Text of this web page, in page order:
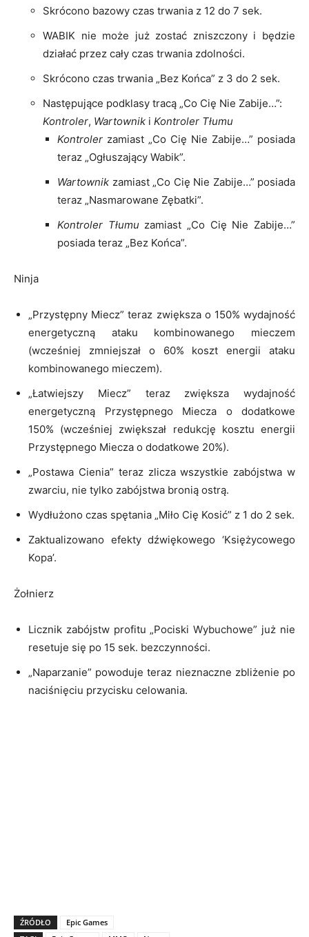
Skrócono bazowy czas trwania z 12 do 7 sek.
WABIK nie może już zostać zniszczony i będzie
działać przez cały czas trwania zdolności.
Skrócono czas trwania „Bez Końca” z 3 do 2 sek.
Następujące podklasy tracą „Co Cię Nie Zabije…”:
Kontroler, Wartownik i Kontroler Tłumu
Kontroler zamiast „Co Cię Nie Zabije…” posiada
teraz „Ogłuszający Wabik”.
Wartownik zamiast „Co Cię Nie Zabije…” posiada
teraz „Nasmarowane Zębatki”.
Kontroler Tłumuzamiast „Co Cię Nie Zabije…”
posiada teraz „Bez Końca”.
Ninja
„Przystępny Miecz” teraz zwiększa o 150% wydajność
energetyczną ataku kombinowanego mieczem
(wcześniej zmniejszał o 60% koszt energii ataku
kombinowanego mieczem).
„Łatwiejszy Miecz” teraz zwiększa wydajność
energetyczną Przystępnego Miecza o dodatkowe
150% (wcześniej zwiększał redukcję kosztu energii
Przystępnego Miecza o dodatkowe 20%).
„Postawa Cienia” teraz zlicza wszystkie zabójstwa w
zwarciu, nie tylko zabójstwa bronią ostrą.
Wydłużono czas spętania „Miło Cię Kosić” z 1 do 2 sek.
Zaktualizowano efekty dźwiękowego ‘Księżycowego
Kopa’.
Żołnierz
Licznik zabójstw profitu „Pociski Wybuchowe” już nie
resetuje się po 15 sek. bezczynności.
„Naparzanie” powoduje teraz nieznaczne zbliżenie po
naciśnięciu przycisku celowania.
ŹRÓDŁO
Epic Games